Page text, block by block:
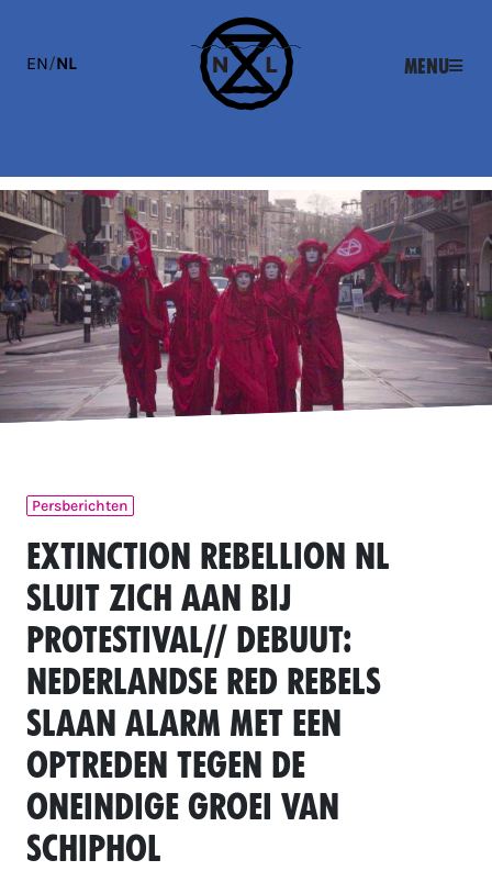
EN/NL Menu
Persberichten
Extinction Rebellion NL
sluit zich aan bij
Protestival// Debuut:
Nederlandse Red Rebels
slaan alarm met een
optreden tegen de
oneindige groei van
Schiphol